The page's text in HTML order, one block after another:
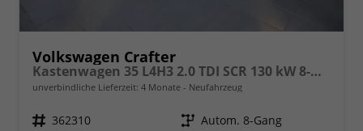
Volkswagen Crafter
Kastenwagen 35 L4H3 2.0 TDI SCR 130 kW 8-Gang Automatik, langer Radstand ,Klimaanlage, 5 Jahre Garantie, Hochdach
unverbindliche Lieferzeit: 4 Monate Neufahrzeug
Fahrzeugnr. 362310 Getriebe Autom. 8-Gang